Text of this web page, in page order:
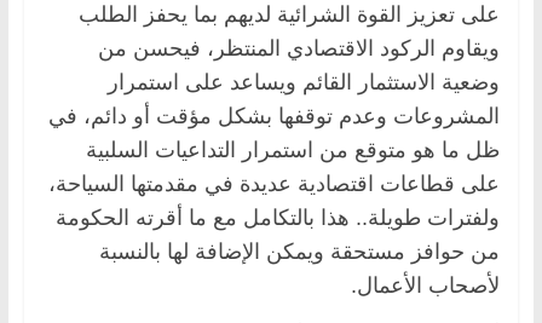
على تعزيز القوة الشرائية لديهم بما يحفز الطلب
ويقاوم الركود الاقتصادي المنتظر، فيحسن من
وضعية الاستثمار القائم ويساعد على استمرار
المشروعات وعدم توقفها بشكل مؤقت أو دائم، في
ظل ما هو متوقع من استمرار التداعيات السلبية
على قطاعات اقتصادية عديدة في مقدمتها السياحة،
ولفترات طويلة.. هذا بالتكامل مع ما أقرته الحكومة
من حوافز مستحقة ويمكن الإضافة لها بالنسبة
لأصحاب الأعمال.